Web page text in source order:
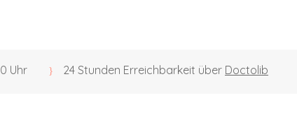
Uhr 24 Stunden Erreichbarkeit über Doctolib